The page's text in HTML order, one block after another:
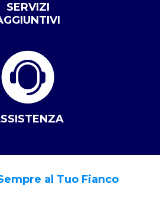
SERVIZI
al Tuo Fianco